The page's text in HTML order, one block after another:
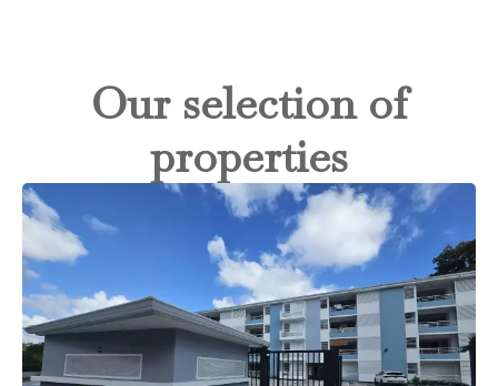
Our selection of
properties